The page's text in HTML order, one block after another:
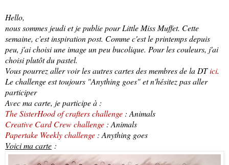
Hello,
nous sommes jeudi et je publie pour Little Miss Muffet. Cette
semaine, c'est inspiration post. Comme c'est le printemps depuis
peu, j'ai choisi une image un peu bucolique. Pour les couleurs, j'ai
choisi plutôt du pastel.
Vous pourrez aller voir les autres cartes des membres de la DTici.
Le challenge est toujours "Anything goes" et n'hésitez pas aller
participer
Avec ma carte, je participe à :
The SisterHood of crafters challenge : Animals
Creative Card Crew challenge : Animals
Papertake Weekly challenge : Anything goes
Voici ma carte :